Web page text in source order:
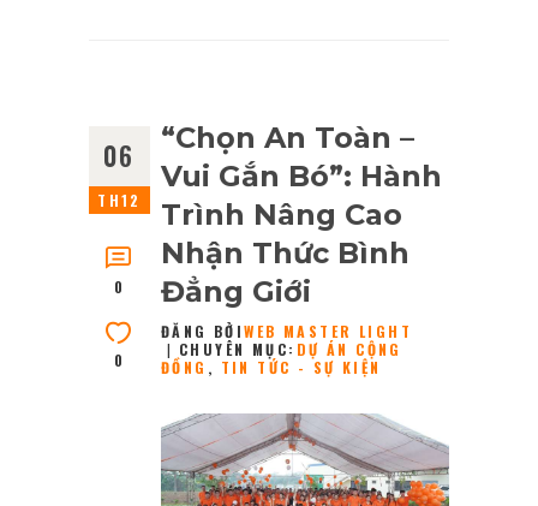
06
TH12
0
0
“Chọn An Toàn –
Vui Gắn Bó”: Hành
Trình Nâng Cao
Nhận Thức Bình
Đẳng Giới
ĐĂNG BỞIWEB MASTER LIGHT
CHUYÊN MỤC: DỰ ÁN CỘNG
ĐỒNG , TIN TỨC - SỰ KIỆN